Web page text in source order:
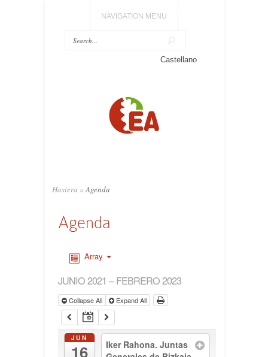
NAVIGATION MENU
Castellano
Hasiera » Agenda
Agenda
Array
JUNIO 2021 – FEBRERO 2023
Collapse All Expand All
JUN
16
Iker Rahona. Juntas